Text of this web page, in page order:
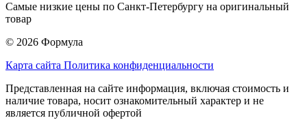
Самые низкие цены по Санкт-Петербургу на оригинальный
товар
© 2026 Формула
Карта сайта Политика конфиденциальности
Представленная на сайте информация, включая стоимость и
наличие товара, носит ознакомительный характер и не
является публичной офертой